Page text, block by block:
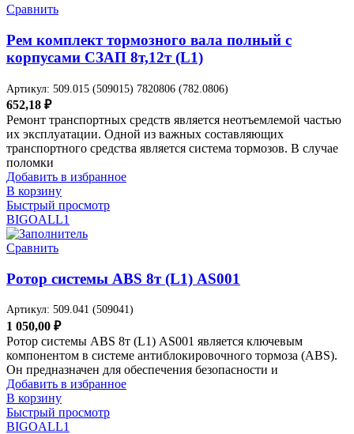
Сравнить
Рем комплект тормозного вала полный с
корпусами СЗАП 8т,12т (L1)
Артикул: 509.015 (509015) 7820806 (782.0806)
652,18 ₽
Ремонт транспортных средств является неотъемлемой частью
их эксплуатации. Одной из важных составляющих
транспортного средства является система тормозов. В случае
поломки
Добавить в избранное
В корзину
Быстрый просмотр
BIGOALL1
Сравнить
Ротор системы ABS 8т (L1) AS001
Артикул: 509.041 (509041)
1 050,00 ₽
Ротор системы ABS 8т (L1) AS001 является ключевым
компонентом в системе антиблокировочного тормоза (ABS).
Он предназначен для обеспечения безопасности и
Добавить в избранное
В корзину
Быстрый просмотр
BIGOALL1